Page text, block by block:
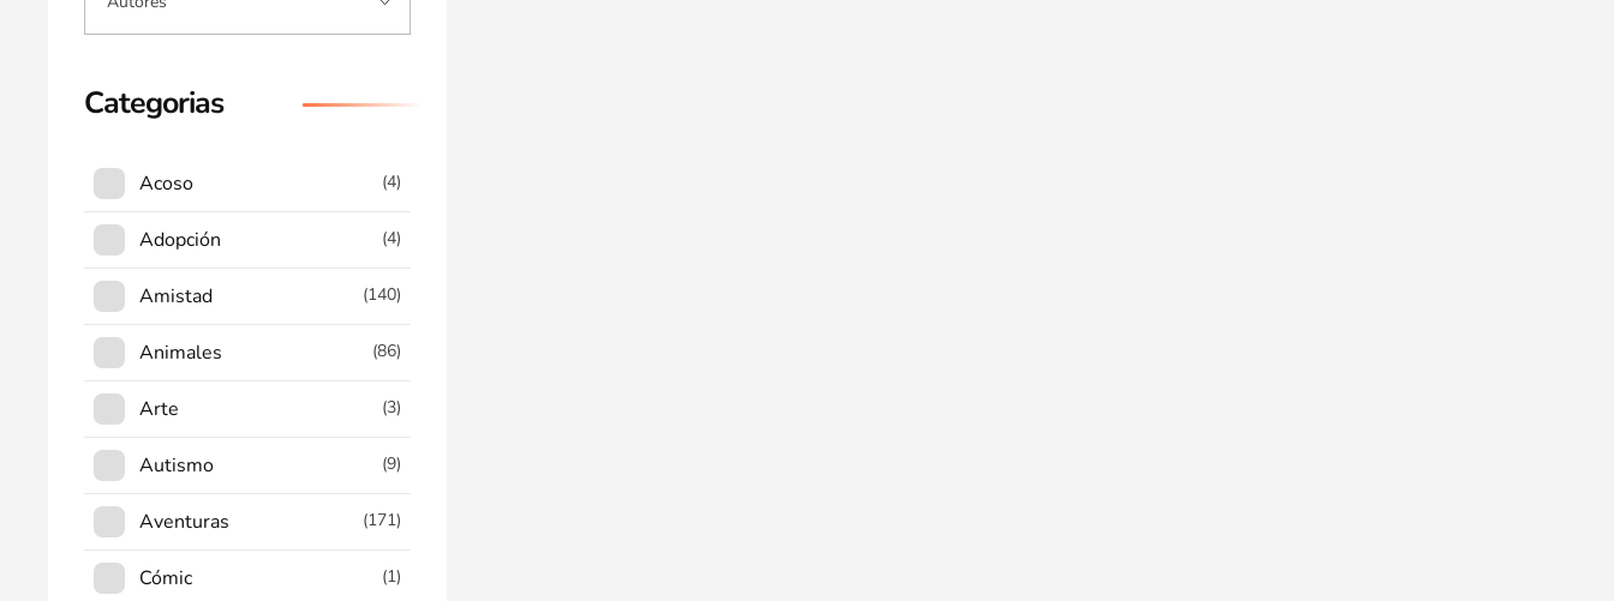
Categorias
Acoso (4)
Adopción (4)
Amistad (140)
Animales (86)
Arte (3)
Autismo (9)
Aventuras (171)
Cómic (1)